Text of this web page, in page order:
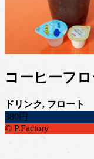
コーヒーフロ
ドリンク, フロート
380円
© P.Factory